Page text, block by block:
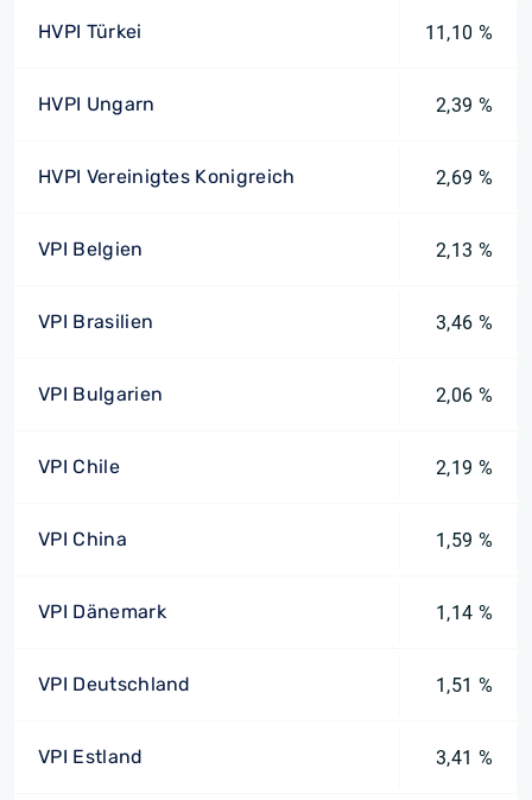
HVPI Türkei 11,10 %
HVPI Ungarn 2,39 %
HVPI Vereinigtes Konigreich 2,69 %
VPI Belgien 2,13 %
VPI Brasilien 3,46 %
VPI Bulgarien 2,06 %
VPI Chile 2,19 %
VPI China 1,59 %
VPI Dänemark 1,14 %
VPI Deutschland 1,51 %
VPI Estland 3,41 %